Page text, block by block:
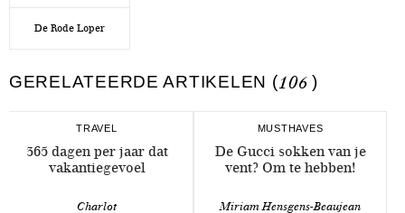
De Rode Loper
GERELATEERDE ARTIKELEN (106 )
TRAVEL
365 dagen per jaar dat
vakantiegevoel
Charlot
MUSTHAVES
De Gucci sokken van je
vent? Om te hebben!
Miriam Hensgens-Beaujean